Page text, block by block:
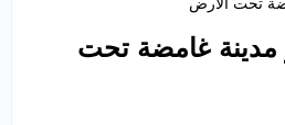
مدينة غامضة تحت